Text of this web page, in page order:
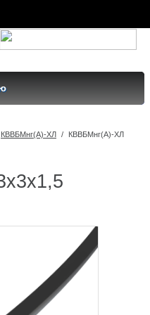
КВВБМнг(A)-ХЛ /
КВВБМнг(A)-ХЛ